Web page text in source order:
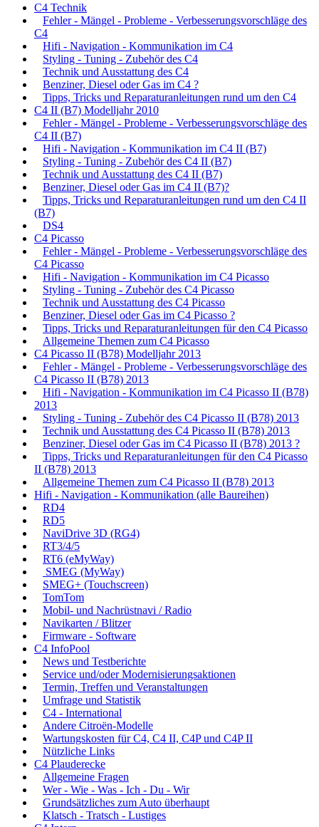
C4 Technik
Fehler - Mängel - Probleme - Verbesserungsvorschläge des
C4
Hifi - Navigation - Kommunikation im C4
Styling - Tuning - Zubehör des C4
Technik und Ausstattung des C4
Benziner, Diesel oder Gas im C4 ?
Tipps, Tricks und Reparaturanleitungen rund um den C4
C4 II (B7) Modelljahr 2010
Fehler - Mängel - Probleme - Verbesserungsvorschläge des
C4 II (B7)
Hifi - Navigation - Kommunikation im C4 II (B7)
Styling - Tuning - Zubehör des C4 II (B7)
Technik und Ausstattung des C4 II (B7)
Benziner, Diesel oder Gas im C4 II (B7)?
Tipps, Tricks und Reparaturanleitungen rund um den C4 II
(B7)
DS4
C4 Picasso
Fehler - Mängel - Probleme - Verbesserungsvorschläge des
C4 Picasso
Hifi - Navigation - Kommunikation im C4 Picasso
Styling - Tuning - Zubehör des C4 Picasso
Technik und Ausstattung des C4 Picasso
Benziner, Diesel oder Gas im C4 Picasso ?
Tipps, Tricks und Reparaturanleitungen für den C4 Picasso
Allgemeine Themen zum C4 Picasso
C4 Picasso II (B78) Modelljahr 2013
Fehler - Mängel - Probleme - Verbesserungsvorschläge des
C4 Picasso II (B78) 2013
Hifi - Navigation - Kommunikation im C4 Picasso II (B78)
2013
Styling - Tuning - Zubehör des C4 Picasso II (B78) 2013
Technik und Ausstattung des C4 Picasso II (B78) 2013
Benziner, Diesel oder Gas im C4 Picasso II (B78) 2013 ?
Tipps, Tricks und Reparaturanleitungen für den C4 Picasso
II (B78) 2013
Allgemeine Themen zum C4 Picasso II (B78) 2013
Hifi - Navigation - Kommunikation (alle Baureihen)
RD4
RD5
NaviDrive 3D (RG4)
RT3/4/5
RT6 (eMyWay)
SMEG (MyWay)
SMEG+ (Touchscreen)
TomTom
Mobil- und Nachrüstnavi / Radio
Navikarten / Blitzer
Firmware - Software
C4 InfoPool
News und Testberichte
Service und/oder Modernisierungsaktionen
Termin, Treffen und Veranstaltungen
Umfrage und Statistik
C4 - International
Andere Citroën-Modelle
Wartungskosten für C4, C4 II, C4P und C4P II
Nützliche Links
C4 Plauderecke
Allgemeine Fragen
Wer - Wie - Was - Ich - Du - Wir
Grundsätzliches zum Auto überhaupt
Klatsch - Tratsch - Lustiges